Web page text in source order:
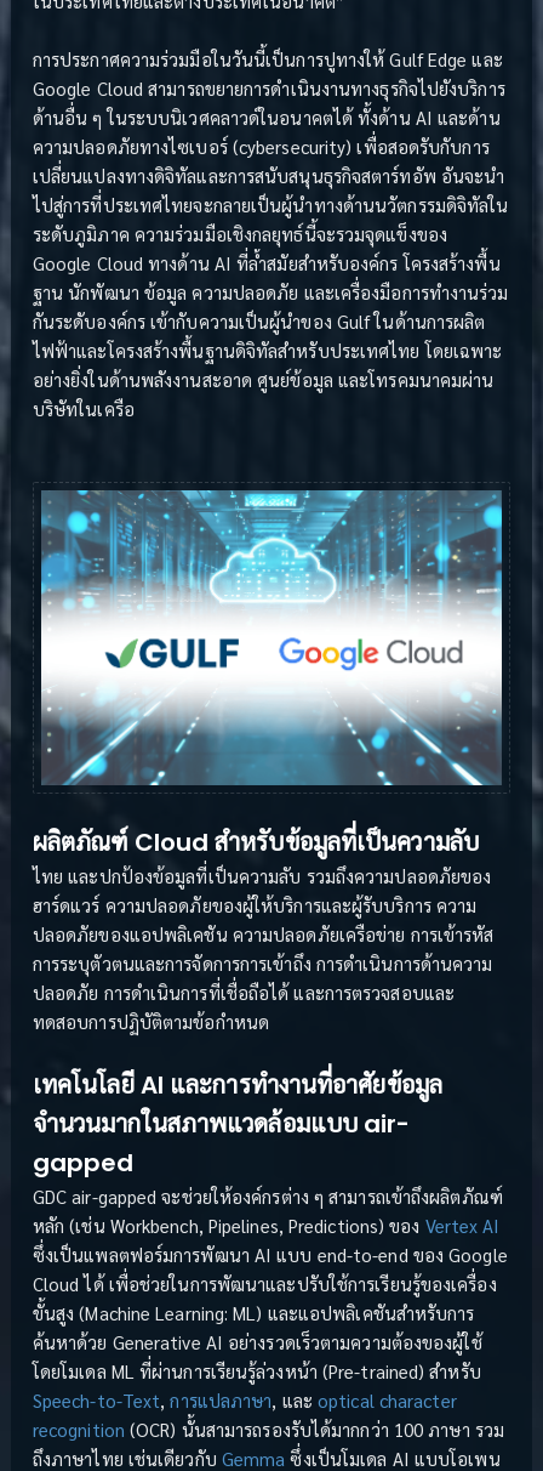
การประกาศความร่วมมือในวันนี้เป็นการปูทางให้ Gulf Edge และ
Google Cloud สามารถขยายการดำเนินงานทางธุรกิจไปยังบริการ
ด้านอื่น ๆ ในระบบนิเวศคลาวด์ในอนาคตได้ ทั้งด้าน AI และด้าน
ความปลอดภัยทางไซเบอร์ (cybersecurity) เพื่อสอดรับกับการ
เปลี่ยนแปลงทางดิจิทัลและการสนับสนุนธุรกิจสตาร์ทอัพ อันจะนำ
ไปสู่การที่ประเทศไทยจะกลายเป็นผู้นำทางด้านนวัตกรรมดิจิทัลใน
ระดับภูมิภาค ความร่วมมือเชิงกลยุทธ์นี้จะรวมจุดแข็งของ
Google Cloud ทางด้าน AI ที่ล้ำสมัยสำหรับองค์กร โครงสร้างพื้น
ฐาน นักพัฒนา ข้อมูล ความปลอดภัย และเครื่องมือการทำงานร่วม
กันระดับองค์กร เข้ากับความเป็นผู้นำของ Gulf ในด้านการผลิต
ไฟฟ้าและโครงสร้างพื้นฐานดิจิทัลสำหรับประเทศไทย โดยเฉพาะ
อย่างยิ่งในด้านพลังงานสะอาด ศูนย์ข้อมูล และโทรคมนาคมผ่าน
บริษัทในเครือ
ผลิตภัณฑ์ Cloud สำหรับข้อมูลที่เป็นความลับ
ไทย และปกป้องข้อมูลที่เป็นความลับ รวมถึงความปลอดภัยของ
ฮาร์ดแวร์ ความปลอดภัยของผู้ให้บริการและผู้รับบริการ ความ
ปลอดภัยของแอปพลิเคชัน ความปลอดภัยเครือข่าย การเข้ารหัส
การระบุตัวตนและการจัดการการเข้าถึง การดำเนินการด้านความ
ปลอดภัย การดำเนินการที่เชื่อถือได้ และการตรวจสอบและ
ทดสอบการปฏิบัติตามข้อกำหนด
เทคโนโลยี AI และการทำงานที่อาศัยข้อมูล
จำนวนมากในสภาพแวดล้อมแบบ air-
gapped
GDC air-gapped จะช่วยให้องค์กรต่าง ๆ สามารถเข้าถึงผลิตภัณฑ์
หลัก (เช่น Workbench, Pipelines, Predictions) ของ Vertex AI
ซึ่งเป็นแพลตฟอร์มการพัฒนา AI แบบ end-to-end ของ Google
Cloud ได้ เพื่อช่วยในการพัฒนาและปรับใช้การเรียนรู้ของเครื่อง
ขั้นสูง (Machine Learning: ML) และแอปพลิเคชันสำหรับการ
ค้นหาด้วย Generative AI อย่างรวดเร็วตามความต้องของผู้ใช้
โดยโมเดล ML ที่ผ่านการเรียนรู้ล่วงหน้า (Pre-trained) สำหรับ
Speech-to-Text ,การแปลภาษา , และoptical character
recognition (OCR) นั้นสามารถรองรับได้มากกว่า 100 ภาษา รวม
ถึงภาษาไทย เช่นเดียวกับ Gemma ซึ่งเป็นโมเดล AI แบบโอเพน